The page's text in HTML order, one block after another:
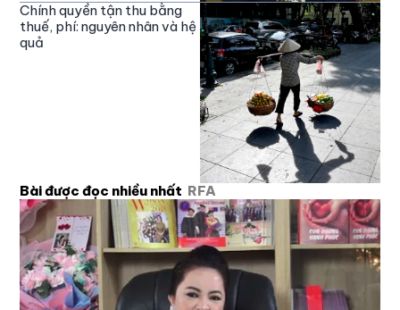
Chính quyền tận thu bằng
thuế, phí: nguyên nhân và hệ
quả
Bài được đọc nhiều nhất RFA